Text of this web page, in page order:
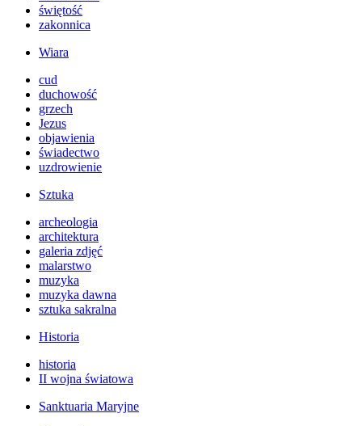
świętość
zakonnica
Wiara
cud
duchowość
grzech
Jezus
objawienia
świadectwo
uzdrowienie
Sztuka
archeologia
architektura
galeria zdjęć
malarstwo
muzyka
muzyka dawna
sztuka sakralna
Historia
historia
II wojna światowa
Sanktuaria Maryjne